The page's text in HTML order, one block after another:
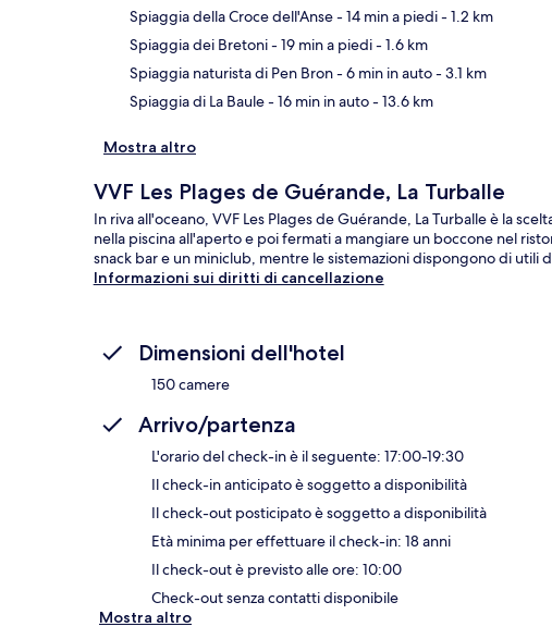
Spiaggia della Croce dell'Anse- 14 min a piedi- 1.2 km
Spiaggia dei Bretoni- 19 min a piedi- 1.6 km
Spiaggia naturista di Pen Bron- 6 min in auto- 3.1 km
Spiaggia di La Baule- 16 min in auto- 13.6 km
Mostra altro
VVF Les Plages de Guérande, La Turballe
In riva all'oceano, VVF Les Plages de Guérande, La Turballe è la
nella piscina all'aperto e poi fermati a mangiare un boccone nel
snack bar e un miniclub, mentre le sistemazioni dispongono di utili
Informazioni sui diritti di cancellazione
Dimensioni dell'hotel
150 camere
Arrivo/partenza
L'orario del check-in è il seguente: 17:00-19:30
Il check-in anticipato è soggetto a disponibilità
Il check-out posticipato è soggetto a disponibilità
Età minima per effettuare il check-in: 18 anni
Il check-out è previsto alle ore: 10:00
Check-out senza contatti disponibile
Mostra altro